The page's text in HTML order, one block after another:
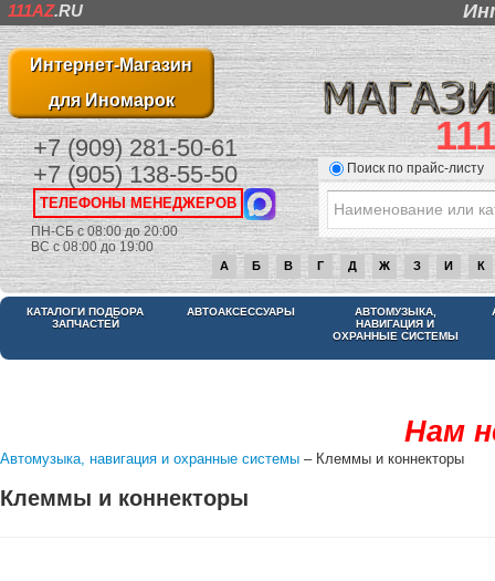
111AZ.RU
Интернет-Магазин
для Иномарок
+7 (909) 281-50-61
+7 (905) 138-55-50
ТЕЛЕФОНЫ МЕНЕДЖЕРОВ
ПН-СБ с 08:00 до 20:00
ВС с 08:00 до 19:00
Поиск по прайс-листу
А Б В Г Д Ж З И К
КАТАЛОГИ ПОДБОРА
ЗАПЧАСТЕЙ
АВТОАКСЕССУАРЫ
АВТОМУЗЫКА,
НАВИГАЦИЯ И
ОХРАННЫЕ СИСТЕМЫ
Нам
Автомузыка, навигация и охранные системы – Клеммы и коннекторы
Клеммы и коннекторы